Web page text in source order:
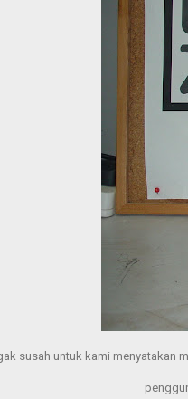
susah untuk kami menyatakan